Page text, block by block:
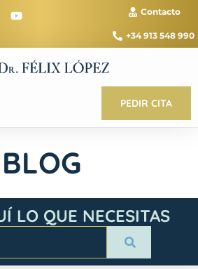
Contacto
+34 913 548 990
PEDIR CITA
BLOG
LO QUE NECESITAS